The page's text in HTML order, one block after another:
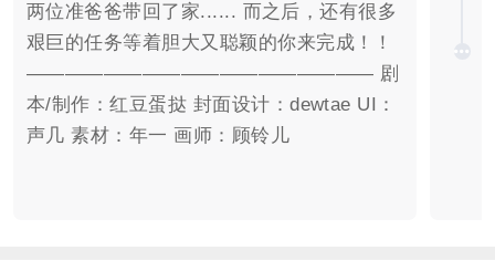
两位准爸爸带回了家...... 而之后，还有很多
艰巨的任务等着胆大又聪颖的你来完成！！
—————————————————— 剧
本/制作：红豆蛋挞 封面设计：dewtae UI：
声几 素材：年一 画师：顾铃儿